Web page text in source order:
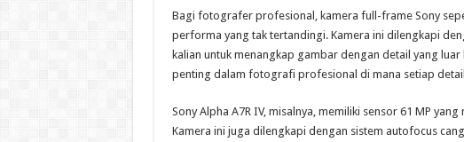
Bagi fotografer profesional, kamera full-frame Sony
performa yang tak tertandingi. Kamera ini dilengkapi
kalian untuk menangkap gambar dengan detail yang
penting dalam fotografi profesional di mana setiap
Sony Alpha A7R IV, misalnya, memiliki sensor 61 MP
Kamera ini juga dilengkapi dengan sistem autofocus